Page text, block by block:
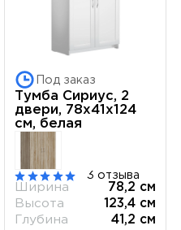
Под заказ
Тумба Сириус, 2
двери, 78х41х124
см, белая
3 отзыва
Ширина
78,2 см
Высота
123,4 см
Глубина
41,2 см